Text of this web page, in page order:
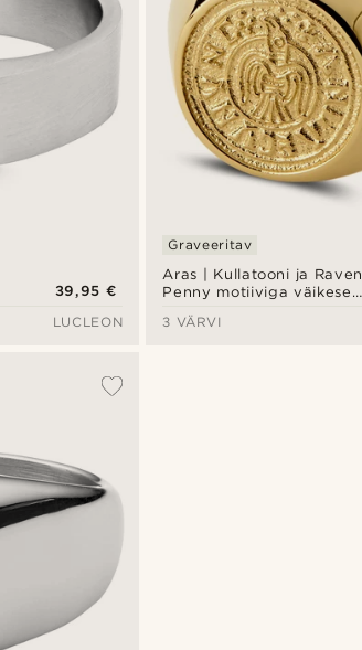
39,95 €
LUCLEON
Aras | Kullatooni ja Raven
Penny motiiviga väikese
Graveeritav
3 VÄRVI